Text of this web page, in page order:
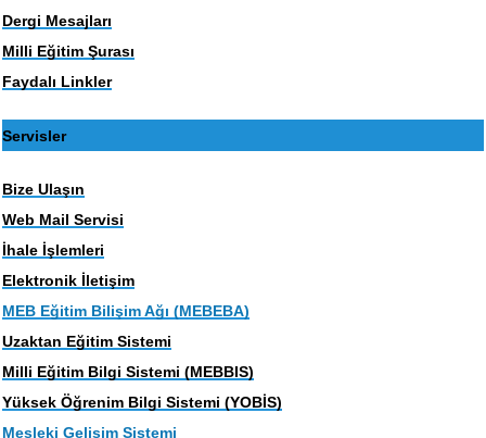
Dergi Mesajları
Milli Eğitim Şurası
Faydalı Linkler
Servisler
Bize Ulaşın
Web Mail Servisi
İhale İşlemleri
Elektronik İletişim
MEB Eğitim Bilişim Ağı (MEBEBA)
Uzaktan Eğitim Sistemi
Milli Eğitim Bilgi Sistemi (MEBBIS)
Yüksek Öğrenim Bilgi Sistemi (YOBİS)
Mesleki Gelişim Sistemi